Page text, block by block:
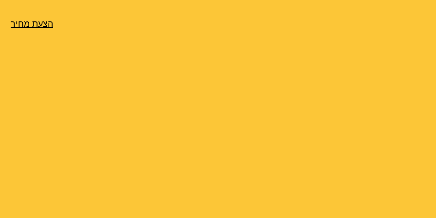
הצעת מחיר